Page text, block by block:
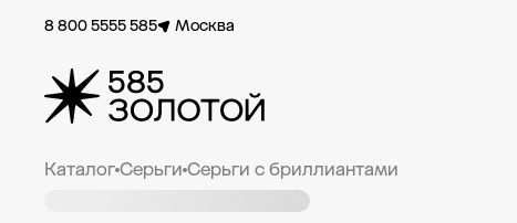
8 800 5555 585 Москва
Каталог Серьги Серьги с бриллиантами